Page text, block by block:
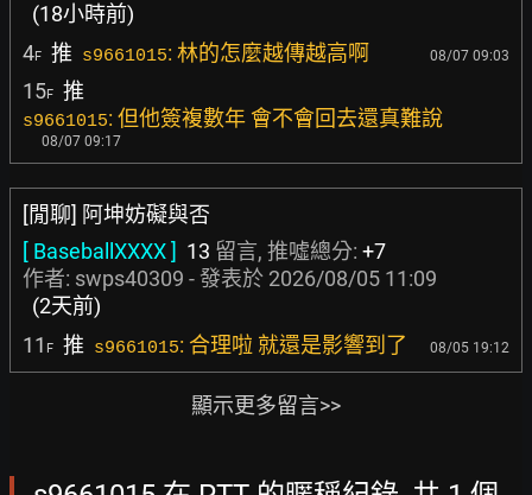
(18小時前)
4F 推 s9661015: 林的怎麼越傳越高啊 08/07 09:03
15F 推
s9661015: 但他簽複數年 會不會回去還真難說
08/07 09:17
[閒聊] 阿坤妨礙與否
[ BaseballXXXX ] 13 留言, 推噓總分: +7
作者: swps40309 - 發表於 2026/08/05 11:09
(2天前)
11 F 推 s9661015: 合理啦 就還是影響到了 08/05 19:12
顯示更多留言>>